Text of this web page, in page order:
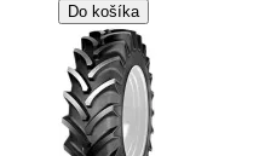
Do košíka